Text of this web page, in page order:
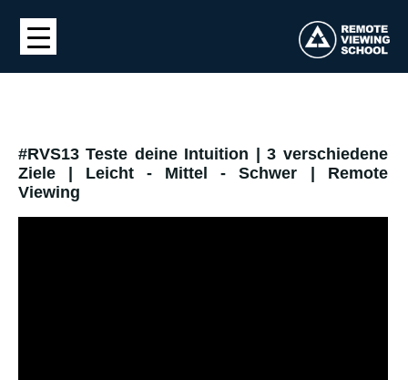
#RVS13 Teste deine Intuition | 3 verschiedene
Ziele | Leicht - Mittel - Schwer | Remote
Viewing